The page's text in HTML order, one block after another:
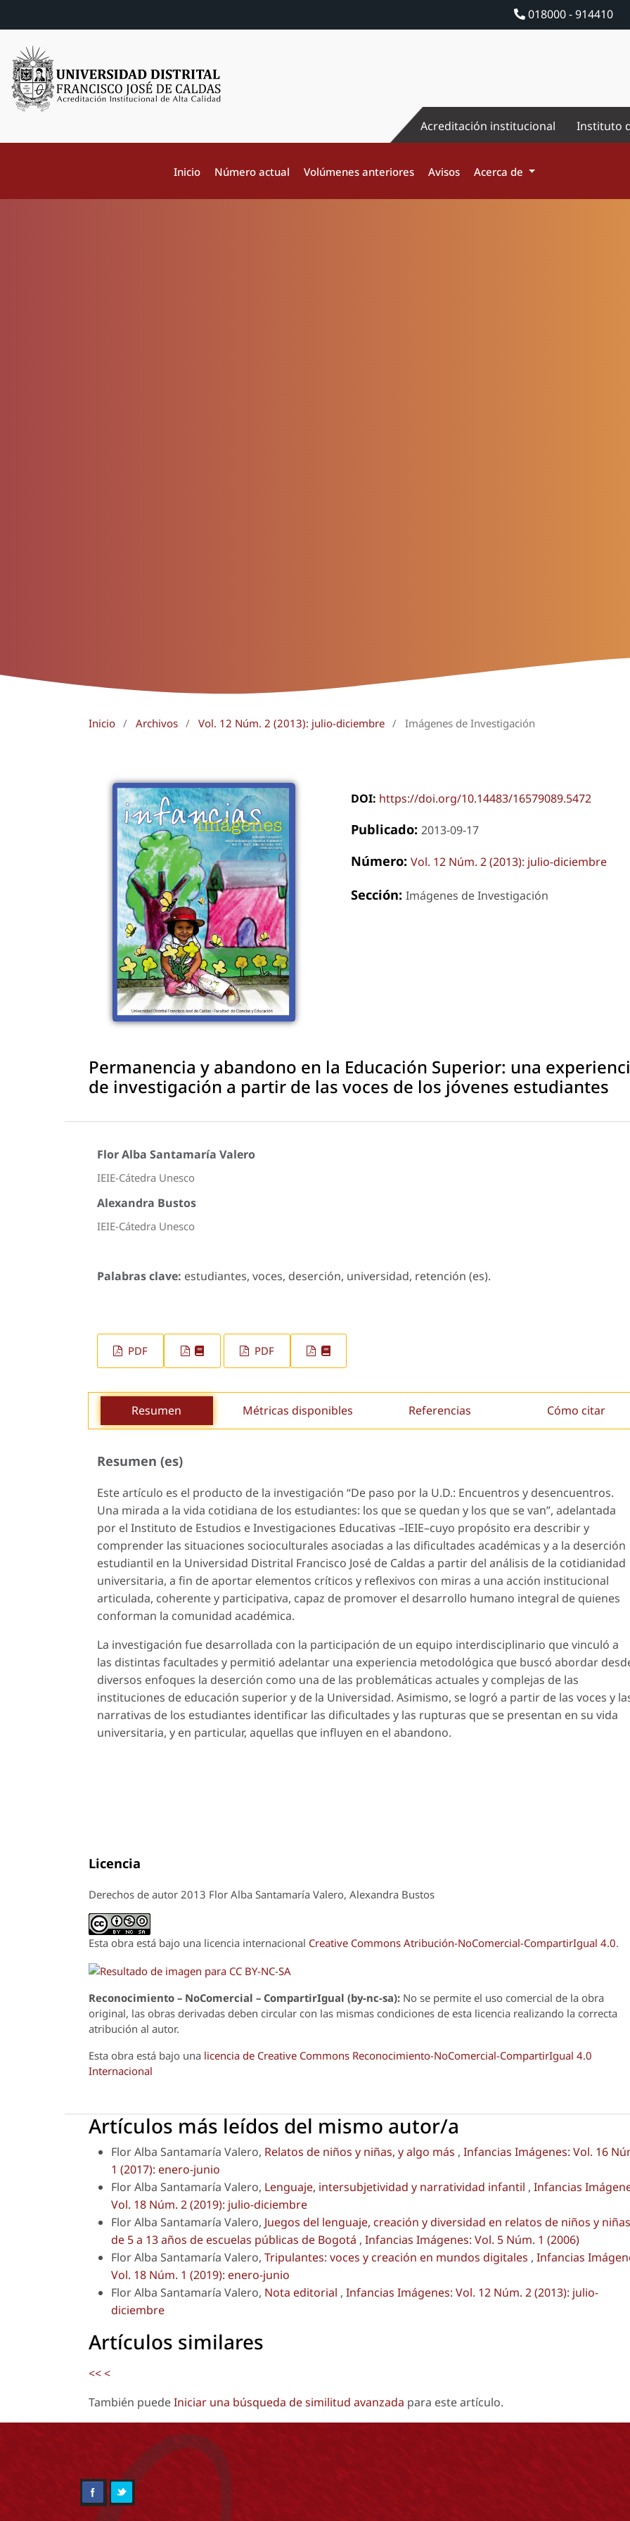
018000 - 914410
Acreditación institucional Instituto
Inicio Número actual Volúmenes anteriores Avisos Acerca de
Inicio / Archivos / Vol. 12 Núm. 2 (2013): julio-diciembre / Imágenes de Investigación
DOI: https://doi.org/10.14483/16579089.5472
Publicado: 2013-09-17
Número: Vol. 12 Núm. 2 (2013): julio-diciembre
Sección: Imágenes de Investigación
Permanencia y abandono en la Educación Superior: una
de investigación a partir de las voces de los jóvenes estudiantes
Flor Alba Santamaría Valero
IEIE-Cátedra Unesco
Alexandra Bustos
IEIE-Cátedra Unesco
Palabras clave: estudiantes, voces, deserción, universidad, retención (es).
PDF PDF
Resumen Métricas disponibles Referencias Cómo citar
Resumen (es)
Este artículo es el producto de la investigación “De paso por la U.D.: Encuentros y desencuentros.
Una mirada a la vida cotidiana de los estudiantes: los que se quedan y los que se van”, adelantada
por el Instituto de Estudios e Investigaciones Educativas –IEIE–cuyo propósito era describir y
comprender las situaciones socioculturales asociadas a las dificultades académicas y a la deserción
estudiantil en la Universidad Distrital Francisco José de Caldas a partir del análisis de la cotidianidad
universitaria, a fin de aportar elementos críticos y reflexivos con miras a una acción institucional
articulada, coherente y participativa, capaz de promover el desarrollo humano integral de quienes
conforman la comunidad académica.
La investigación fue desarrollada con la participación de un equipo interdisciplinario que vinculó a
las distintas facultades y permitió adelantar una experiencia metodológica que buscó abordar
diversos enfoques la deserción como una de las problemáticas actuales y complejas de las
instituciones de educación superior y de la Universidad. Asimismo, se logró a partir de las voces y
narrativas de los estudiantes identificar las dificultades y las rupturas que se presentan en su vida
universitaria, y en particular, aquellas que influyen en el abandono.
Licencia
Derechos de autor 2013 Flor Alba Santamaría Valero, Alexandra Bustos
Esta obra está bajo una licencia internacional Creative Commons Atribución-NoComercial-CompartirIgual 4.0.
Reconocimiento – NoComercial – CompartirIgual (by-nc-sa): No se permite el uso comercial de la obra
original, las obras derivadas deben circular con las mismas condiciones de esta licencia realizando la correcta
atribución al autor.
Esta obra está bajo una licencia de Creative Commons Reconocimiento-NoComercial-CompartirIgual 4.0
Internacional
Artículos más leídos del mismo autor/a
Flor Alba Santamaría Valero, Relatos de niños y niñas, y algo más , Infancias Imágenes: Vol. 16
1 (2017): enero-junio
Flor Alba Santamaría Valero, Lenguaje, intersubjetividad y narratividad infantil , Infancias
Vol. 18 Núm. 2 (2019): julio-diciembre
Flor Alba Santamaría Valero, Juegos del lenguaje, creación y diversidad en relatos de niños y niñas
de 5 a 13 años de escuelas públicas de Bogotá , Infancias Imágenes: Vol. 5 Núm. 1 (2006)
Flor Alba Santamaría Valero, Tripulantes: voces y creación en mundos digitales , Infancias
Vol. 18 Núm. 1 (2019): enero-junio
Flor Alba Santamaría Valero, Nota editorial , Infancias Imágenes: Vol. 12 Núm. 2 (2013): julio-
diciembre
Artículos similares
<<<
También puedeIniciar una búsqueda de similitud avanzada para este artículo.